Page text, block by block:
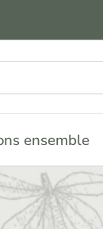
ensemble